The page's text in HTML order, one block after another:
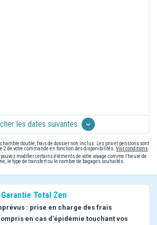
les dates suivantes
double, frais de dossier non inclus. Les prix et pensions sont
2 de votre commande en fonction des disponibilités. Voir conditions
pouvez modifier certains éléments de votre voyage comme l'heure de
le type de transfert ou le nombre de bagages souhaités.
Total Zen
: prise en charge des frais
en cas d'épidémie touchant vos